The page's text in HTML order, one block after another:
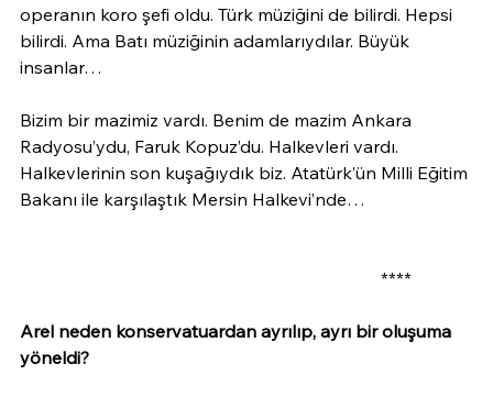
operanın koro şefi oldu. Türk müziğini de bilirdi. Hepsi
bilirdi. Ama Batı müziğinin adamlarıydılar. Büyük
insanlar…
Bizim bir mazimiz vardı. Benim de mazim Ankara
Radyosu’ydu, Faruk Kopuz’du. Halkevleri vardı.
Halkevlerinin son kuşağıydık biz. Atatürk’ün Milli Eğitim
Bakanı ile karşılaştık Mersin Halkevi’nde…
                                                                                  ****
Arel neden konservatuardan ayrılıp, ayrı bir oluşuma
yöneldi?